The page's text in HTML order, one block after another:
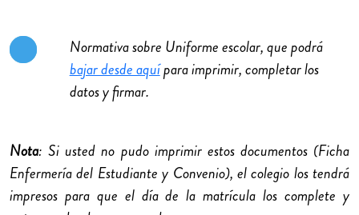
Normativa sobre Uniforme escolar, que podrá
bajar desde aquípara imprimir, completar los
datos y firmar.
Nota: Si usted no pudo imprimir estos documentos (Ficha
Enfermería del Estudiante y Convenio), el colegio los tendrá
impresos para que el día de la matrícula los complete y